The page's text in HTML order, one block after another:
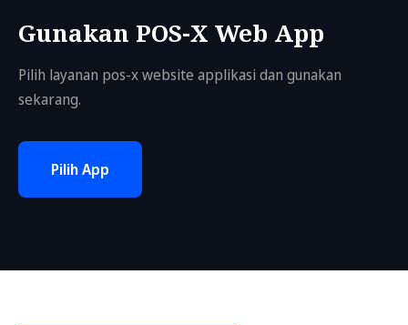
Gunakan POS-X Web App
Pilih layanan pos-x website applikasi dan gunakan
sekarang.
Pilih App